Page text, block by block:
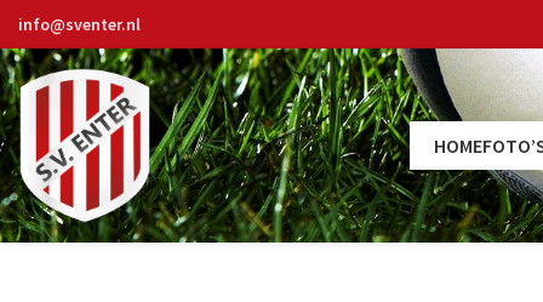
info@sventer.nl
HOME